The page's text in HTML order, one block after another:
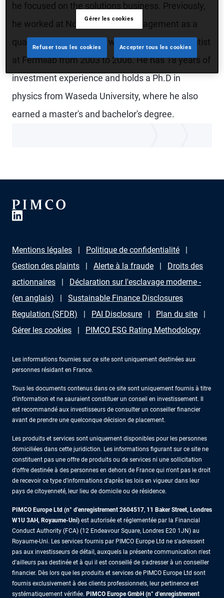
he focused on the solutions business. Previously,
he worked at Nomura Asset Management as a
quantitative analyst. He was also a guest scientist
at Fermilab from 2003 to 2006. He has 18 years of
investment experience and holds a Ph.D in
physics from Waseda University, where he also
earned a master's and bachelor's degree.
Mentions légales
Politique de confidentialité
Gestion des plaints
Alerte à la fraude
Droits des
actionnaires
Déclaration sur l'esclavage moderne -
(en anglais)
Sustainable Finance Disclosures
Regulation (SFDR)
PAI Disclosure
Plan du site
Gérer les cookies
PIMCO ESG Rating Methodology
Les informations fournies sur ce site sont uniquement destinées aux
personnes résidant en France.
Tous les documents contenus dans ce site sont uniquement fournis à titre
d’information et ne sauraient constituer un conseil en investissement. Il
est recommandé aux investisseurs de consulter un conseiller financier
avant de prendre une quelconque décision de placement.
Les produits et services sont uniquement disponibles pour les personnes
domiciliées dans cette juridiction. Les informations figurant sur ce site ne
constituent pas une offre de produits ou de services ni une sollicitation
d'offre destinée à des personnes en dehors de France qui n'ont pas le droit
de recevoir ce type d'informations d'après les lois en vigueur dans leur
pays de citoyenneté, leur lieu de domicile ou de résidence.
PIMCO Europe Ltd (n° d'enregistrement 2604517, 11 Baker Street, Londres
W1U 3AH, Royaume-Uni) est autorisée et réglementée par la Financial
Conduct Authority (FCA) (12 Endeavour Square, Londres E20 1JN) au
Royaume-Uni. Les services fournis par PIMCO Europe Ltd ne s'adressent
pas aux investisseurs de détail, auxquels la présente communication n'est
d'ailleurs pas destinée et à qui il est conseillé de s'adresser à un conseiller
financier. Dès lors que les produits et services de PIMCO Europe Ltd sont
fournis exclusivement à des clients professionnels, leur pertinence est
systématiquement vérifiée. PIMCO Europe GmbH (n° d'enregistrement
Gérer les cookies
Refuser tous les cookies Accepter tous les cookies